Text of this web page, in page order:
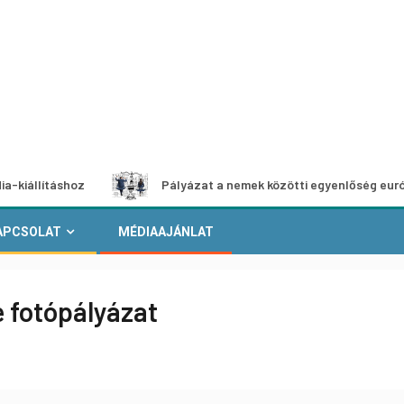
Pályázat a nemek közötti egyenlőség európai
MÉDIAAJÁNLAT
fotópályázat